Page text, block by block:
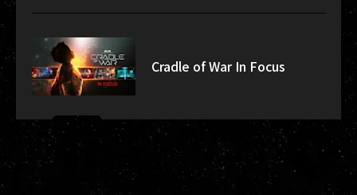
Cradle of War In Focus